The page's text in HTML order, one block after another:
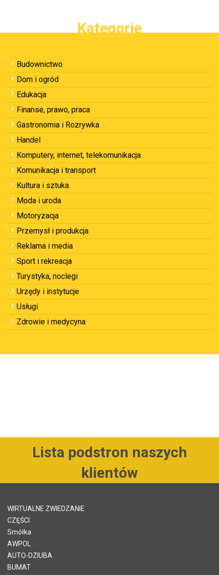
Kategorie
Budownictwo
Dom i ogród
Edukacja
Finanse, prawo, praca
Gastronomia i Rozrywka
Handel
Komputery, internet, telekomunikacja
Komunikacja i transport
Kultura i sztuka
Moda i uroda
Motoryzacja
Przemysł i produkcja
Reklama i media
Sport i rekreacja
Turystyka, noclegi
Urzędy i instytucje
Usługi
Zdrowie i medycyna
Lista podstron naszych
klientów
WIRTUALNE ZWIEDZANIE
CZĘŚCI
Smółka
AWPOL
AUTO-DZIUBA
BUMAT